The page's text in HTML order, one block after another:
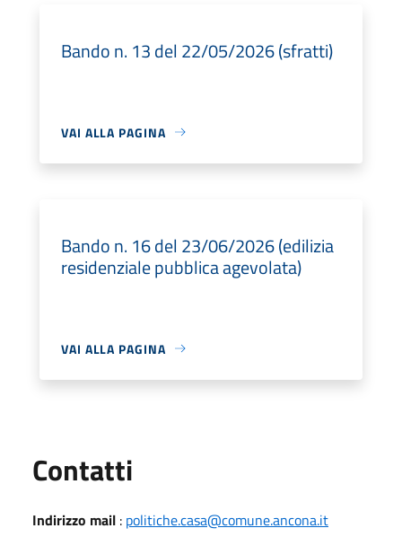
Bando n. 13 del 22/05/2026 (sfratti)
VAI ALLA PAGINA
Bando n. 16 del 23/06/2026 (edilizia
residenziale pubblica agevolata)
VAI ALLA PAGINA
Contatti
Indirizzo mail : politiche.casa@comune.ancona.it